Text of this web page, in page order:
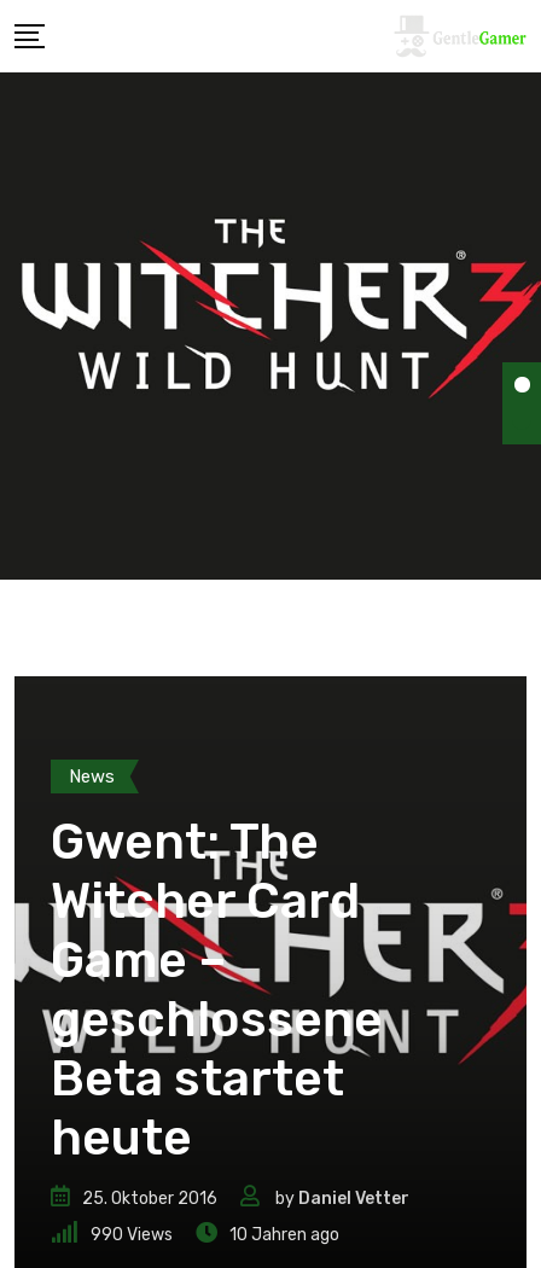
News
Gwent: The
Witcher Card
Game –
geschlossene
Beta startet
heute
25. Oktober 2016 by Daniel Vetter
990 Views 10 Jahren ago